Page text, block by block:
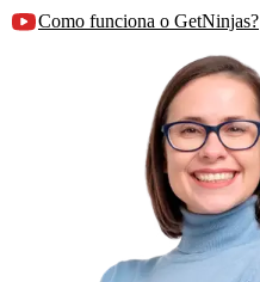
Como funciona o GetNinjas?